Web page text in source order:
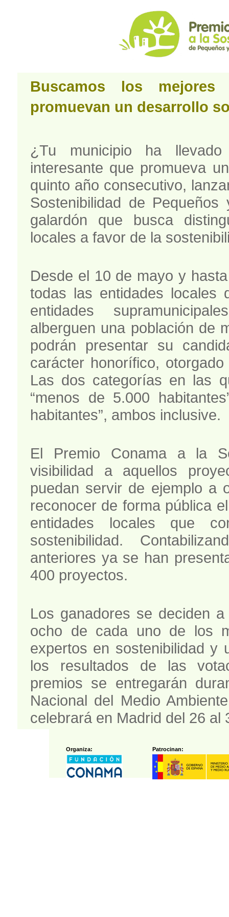
Buscamos los
promuevan un desarrollo
¿Tu municipio ha
interesante que promueva
quinto año consecutivo,
Sostenibilidad de
galardón que busca
locales a favor de la
Desde el 10 de mayo y
todas las entidades locales
entidades
alberguen una población de
podrán presentar su
carácter honorífico,
Las dos categorías en las
“menos de 5.000
habitantes”, ambos inclusive.
El Premio Conama a la
visibilidad a aquellos
puedan servir de ejemplo a
reconocer de forma pública
entidades locales que
sostenibilidad.
anteriores ya se han
400 proyectos.
Los ganadores se deciden
ocho de cada uno de los
expertos en sostenibilidad y
los resultados de las
premios se entregarán
Nacional del Medio
celebrará en Madrid del 26 al
Organiza: Patrocinan: